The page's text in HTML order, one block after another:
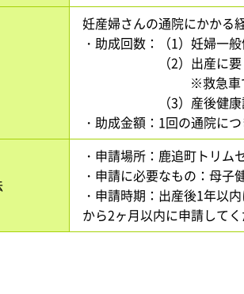
妊産婦さんの通院にかかる
・助成回数：（1）妊婦一
（2）出産に要した
※救急車で搬送さ
（3）産後健康診査2
・助成金額：1回の通院に
・申請場所：鹿追町トリム
・申請に必要なもの：母子
・申請時期：出産後1年以
から2ヶ月以内に申請してく